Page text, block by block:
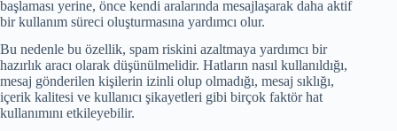
başlaması yerine, önce kendi aralarında mesajlaşarak daha aktif
bir kullanım süreci oluşturmasına yardımcı olur.
Bu nedenle bu özellik, spam riskini azaltmaya yardımcı bir
hazırlık aracı olarak düşünülmelidir. Hatların nasıl kullanıldığı,
mesaj gönderilen kişilerin izinli olup olmadığı, mesaj sıklığı,
içerik kalitesi ve kullanıcı şikayetleri gibi birçok faktör hat
kullanımını etkileyebilir.